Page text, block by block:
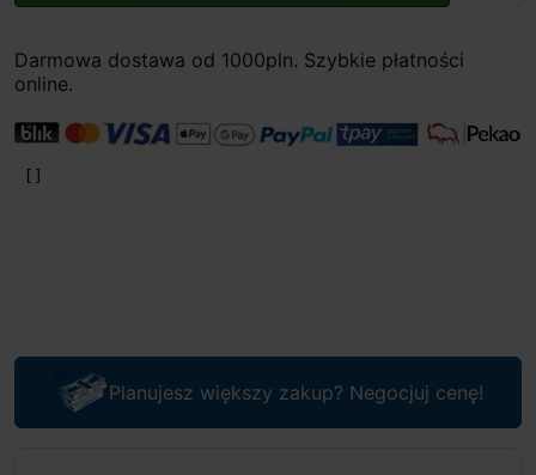
Darmowa dostawa od 1000pln. Szybkie płatności
online.
Planujesz większy zakup? Negocjuj cenę!